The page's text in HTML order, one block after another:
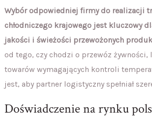
Wybór odpowiedniej firmy do realizacji
chłodniczego krajowego jest kluczowy
jakości i świeżości przewożonych
od tego, czy chodzi o przewóz żywności,
towarów wymagających kontroli
jest, aby partner logistyczny spełniał
Doświadczenie na rynku